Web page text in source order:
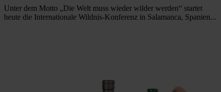
Unter dem Motto „Die Welt muss wieder wilder werden“ startet
heute die Internationale Wildnis-Konferenz in Salamanca, Spanien...